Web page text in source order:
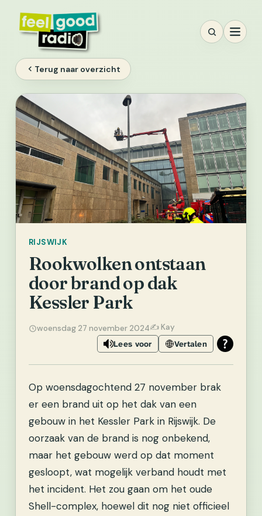
inhoud
Terug naar overzicht
RIJSWIJK
Rookwolken ontstaan
door brand op dak
Kessler Park
woensdag 27 november 2024✍️ Kay
Lees voor Vertalen
Op woensdagochtend 27 november brak
er een brand uit op het dak van een
gebouw in het Kessler Park in Rijswijk. De
oorzaak van de brand is nog onbekend,
maar het gebouw werd op dat moment
gesloopt, wat mogelijk verband houdt met
het incident. Het zou gaan om het oude
Shell-complex, hoewel dit nog niet officieel